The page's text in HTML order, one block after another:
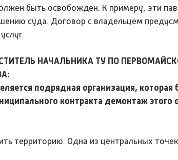
быть освобожден. К примеру, эти
суда. Договор с владельцем
НАЧАЛЬНИКА ТУ ПО
подрядная организация, которая
контракта демонтаж этого
территорию. Одна из центральных